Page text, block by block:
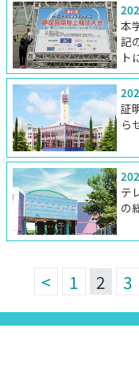
本
記
ト
証
ら
テ
の
< 1 2 3